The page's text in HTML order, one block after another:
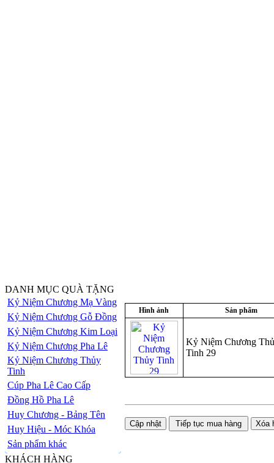
DANH MỤC QUÀ TẶNG
Kỷ Niệm Chương Mạ Vàng
Kỷ Niệm Chương Gỗ Đồng
Kỷ Niệm Chương Kim Loại
Kỷ Niệm Chương Pha Lê
Kỷ Niệm Chương Thủy
Tinh
Cúp Pha Lê Cao Cấp
Đồng Hồ Pha Lê
Huy Chương - Bảng Tên
Huy Hiệu - Móc Khóa
Sản phẩm khác
KHÁCH HÀNG
Hình ảnh Sản phẩm
Kỷ Niệm Chương
Tinh 29